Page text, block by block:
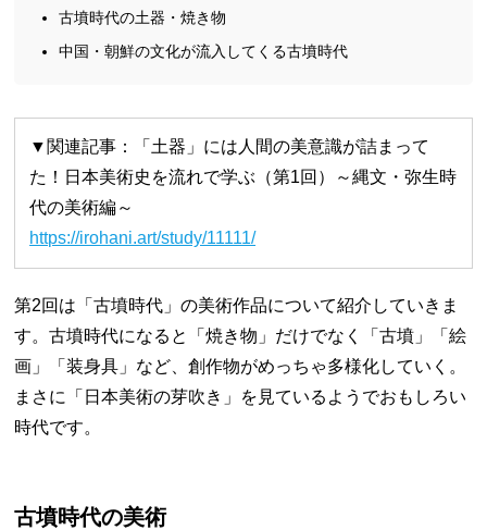
古墳時代の土器・焼き物
中国・朝鮮の文化が流入してくる古墳時代
▼関連記事：「土器」には人間の美意識が詰まって
た！日本美術史を流れで学ぶ（第1回）～縄文・弥生時
代の美術編～
https://irohani.art/study/11111/
第2回は「古墳時代」の美術作品について紹介していきま
す。古墳時代になると「焼き物」だけでなく「古墳」「絵
画」「装身具」など、創作物がめっちゃ多様化していく。
まさに「日本美術の芽吹き」を見ているようでおもしろい
時代です。
古墳時代の美術